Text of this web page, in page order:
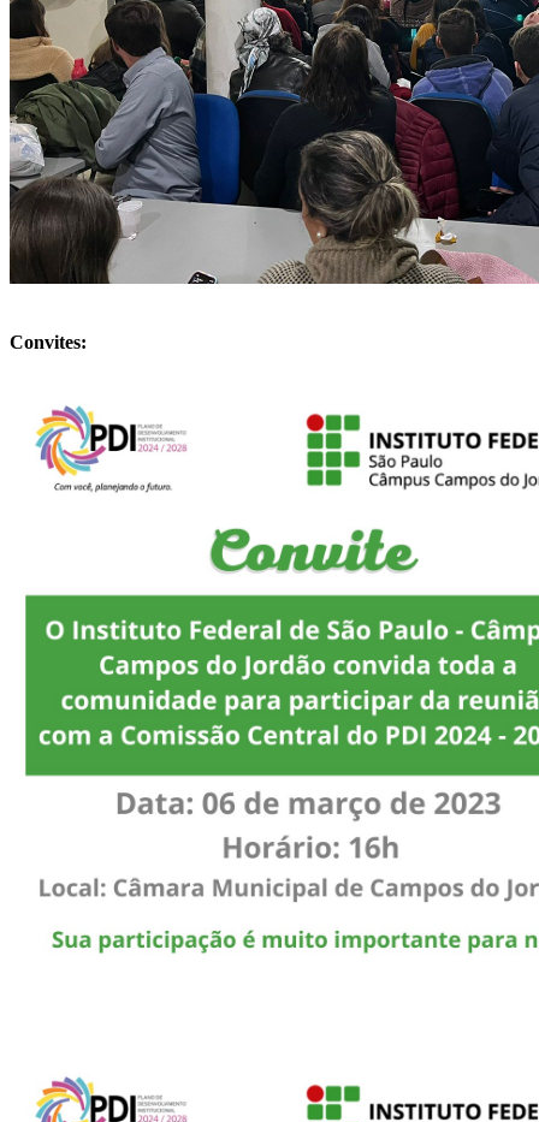
Convites: